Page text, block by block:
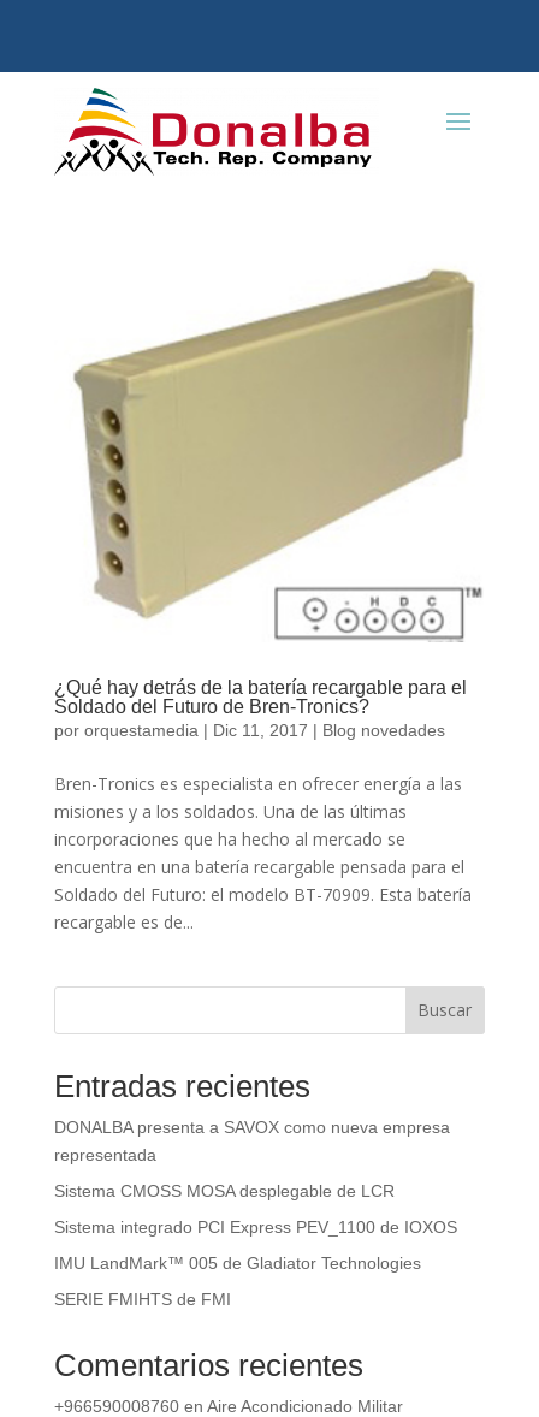
¿Qué hay detrás de la batería recargable para el
Soldado del Futuro de Bren-Tronics?
por orquestamedia | Dic 11, 2017 | Blog novedades
Bren-Tronics es especialista en ofrecer energía a las
misiones y a los soldados. Una de las últimas
incorporaciones que ha hecho al mercado se
encuentra en una batería recargable pensada para el
Soldado del Futuro: el modelo BT-70909. Esta batería
recargable es de...
Buscar
Entradas recientes
DONALBA presenta a SAVOX como nueva empresa
representada
Sistema CMOSS MOSA desplegable de LCR
Sistema integrado PCI Express PEV_1100 de IOXOS
IMU LandMark™ 005 de Gladiator Technologies
SERIE FMIHTS de FMI
Comentarios recientes
+966590008760en Aire Acondicionado Militar